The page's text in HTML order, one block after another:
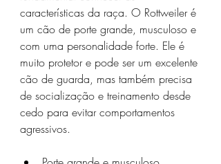
características da raça. O Rottweiler é
um cão de porte grande, musculoso e
com uma personalidade forte. Ele é
muito protetor e pode ser um excelente
cão de guarda, mas também precisa
de socialização e treinamento desde
cedo para evitar comportamentos
agressivos.